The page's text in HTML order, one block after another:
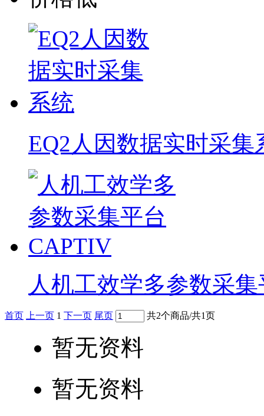
EQ2人因数据实时采集
人机工效学多参数采
首页 上一页 1 下一页 尾页 共2个商品/共1页
暂无资料
暂无资料